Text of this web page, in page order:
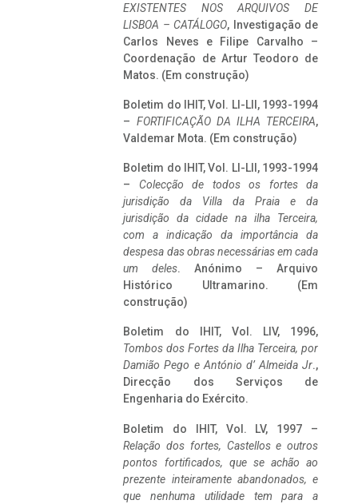
EXISTENTES NOS ARQUIVOS DE
LISBOA – CATÁLOGO, Investigação de
Carlos Neves e Filipe Carvalho –
Coordenação de Artur Teodoro de
Matos. (Em construção)
Boletim do IHIT, Vol. LI-LII, 1993-1994
– FORTIFICAÇÃO DA ILHA TERCEIRA,
Valdemar Mota. (Em construção)
Boletim do IHIT, Vol. LI-LII, 1993-1994
– Colecção de todos os fortes da
jurisdição da Villa da Praia e da
jurisdição da cidade na ilha Terceira,
com a indicação da importância da
despesa das obras necessárias em cada
um deles. Anónimo – Arquivo
Histórico Ultramarino. (Em
construção)
Boletim do IHIT, Vol. LIV, 1996,
Tombos dos Fortes da Ilha Terceira, por
Damião Pego e António d’ Almeida Jr.,
Direcção dos Serviços de
Engenharia do Exército.
Boletim do IHIT, Vol. LV, 1997 –
Relação dos fortes, Castellos e outros
pontos fortificados, que se achão ao
prezente inteiramente abandonados, e
que nenhuma utilidade tem para a